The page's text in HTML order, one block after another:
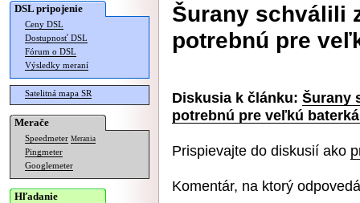
DSL pripojenie
Ceny DSL
Dostupnosť DSL
Fórum o DSL
Výsledky meraní
Satelitná mapa SR
Merače
Speedmeter Merania
Pingmeter
Googlemeter
Hľadanie
Šurany schválili
potrebnú pre
Diskusia k článku: Šurany
potrebnú pre veľkú
Prispievajte do diskusií ako
Komentár, na ktorý